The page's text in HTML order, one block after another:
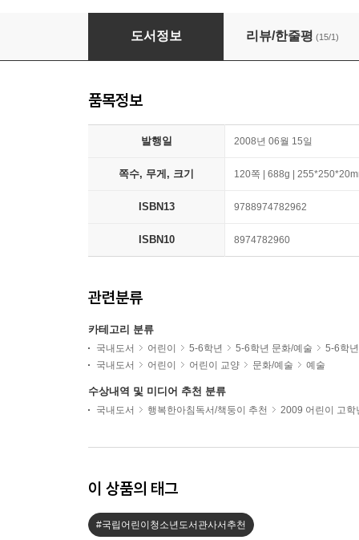
정겨운 풍속화는 무엇을 말해 줄까
도서정보 리뷰/한줄평 (15/1)
품목정보
발행일 2008년 06월 15일
쪽수, 무게, 크기 120쪽 | 688g |
ISBN13 9788974782962
ISBN10 8974782960
관련분류
카테고리 분류
국내도서 어린이 5-6학년 5-6학년 문화/예술
5-6학
국내도서
어린이 어린이 교양 문화/예술 예술
수상내역 및 미디어 추천 분류
국내도서 행복한아침독서/책둥이 추천 2009 어린이 고학
이 상품의 태그
#국립어린이청소년도서관사서추천